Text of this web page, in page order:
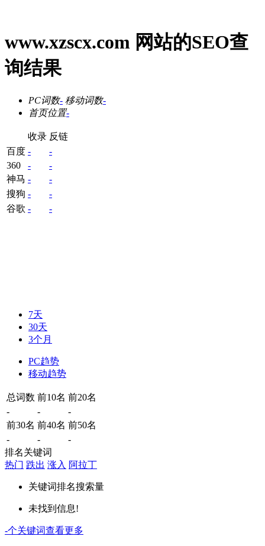
www.xzscx.com 网站的SEO查
询结果
PC词数- 移动词数-
首页位置-
收录 反链
百度 -
-
360
-
-
神马 -
-
搜狗 -
-
谷歌 - -
7天
30天
3个月
PC趋势
移动趋势
总词数 前10名 前20名
-
-
-
前30名 前40名 前50名
-
-
-
排名关键词
热门 跌出 涨入 阿拉丁
关键词排名搜索量
未找到信息!
-个关键词查看更多